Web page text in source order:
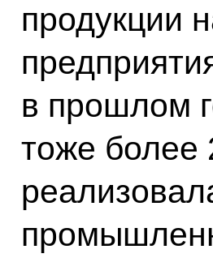
продукции
в прошлом
тоже более